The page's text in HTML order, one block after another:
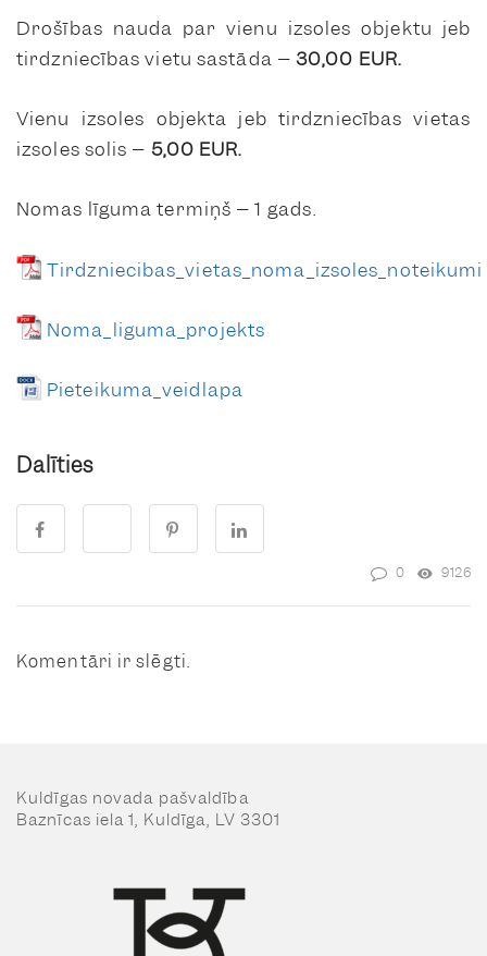
Drošības nauda par vienu izsoles objektu jeb
tirdzniecības vietu sastāda – 30,00 EUR.
Vienu izsoles objekta jeb tirdzniecības vietas
izsoles solis – 5,00 EUR.
Nomas līguma termiņš – 1 gads.
Tirdzniecibas_vietas_noma_izsoles_noteikumi
Noma_liguma_projekts
Pieteikuma_veidlapa
Dalīties
0 9126
Komentāri ir slēgti.
Kuldīgas novada pašvaldība
Baznīcas iela 1, Kuldīga, LV 3301